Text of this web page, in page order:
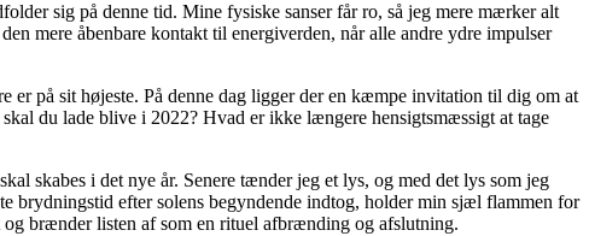
sig på denne tid. Mine fysiske sanser får ro, så jeg mere mærker alt
mere åbenbare kontakt til energiverden, når alle andre ydre impulser
på sit højeste. På denne dag ligger der en kæmpe invitation til dig om at
du lade blive i 2022? Hvad er ikke længere hensigtsmæssigt at tage
skabes i det nye år. Senere tænder jeg et lys, og med det lys som jeg
brydningstid efter solens begyndende indtog, holder min sjæl flammen for
brænder listen af som en rituel afbrænding og afslutning.